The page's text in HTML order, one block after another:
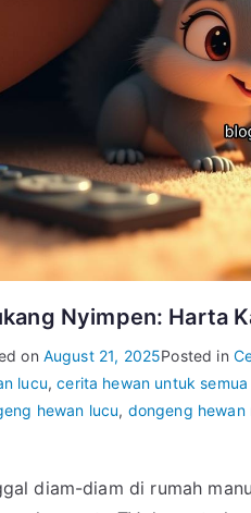
Nyimpen: Harta
on August 21, 2025Posted in
lucu,cerita hewan untuk semua
hewan lucu, dongeng hewan
diam-diam di rumah